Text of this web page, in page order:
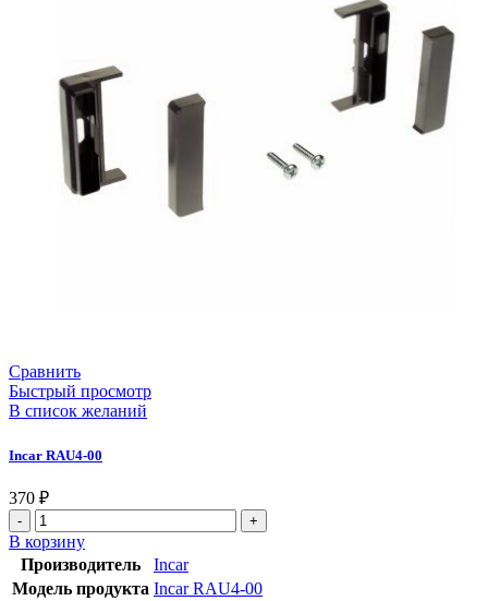
Сравнить
Быстрый просмотр
В список желаний
Incar RAU4-00
370 ₽
В корзину
Производитель
Incar
Модель продукта Incar RAU4-00